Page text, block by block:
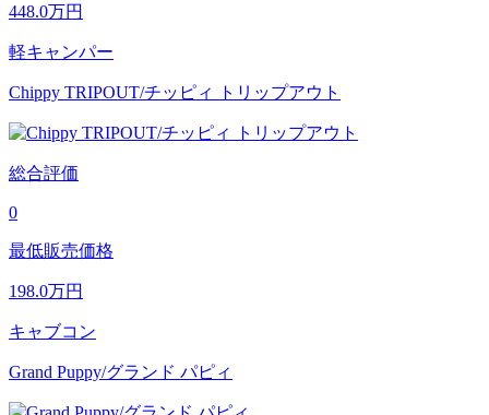
448.0万円
軽キャンパー
Chippy TRIPOUT/チッピィ トリップアウト
総合評価
0
最低販売価格
198.0万円
キャブコン
Grand Puppy/グランド パピィ